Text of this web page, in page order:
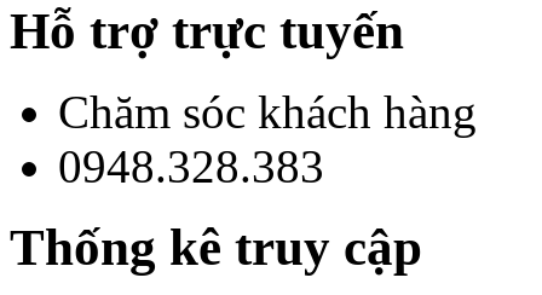
Hỗ trợ trực tuyến
Chăm sóc khách hàng
0948.328.383
Thống kê truy cập